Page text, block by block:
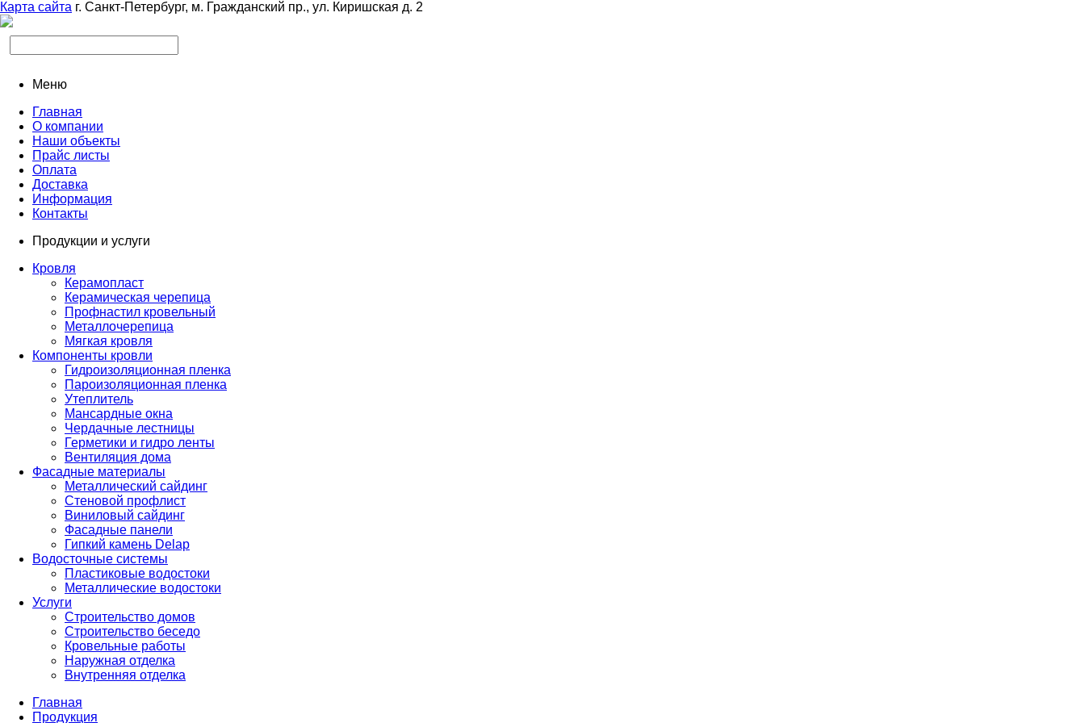
Карта сайта г. Санкт-Петербург, м. Гражданский пр., ул. Киришская д. 2
Меню
Главная
О компании
Наши объекты
Прайс листы
Оплата
Доставка
Информация
Контакты
Продукции и услуги
Кровля
Керамопласт
Керамическая черепица
Профнастил кровельный
Металлочерепица
Мягкая кровля
Компоненты кровли
Гидроизоляционная пленка
Пароизоляционная пленка
Утеплитель
Мансардные окна
Чердачные лестницы
Герметики и гидро ленты
Вентиляция дома
Фасадные материалы
Металлический сайдинг
Стеновой профлист
Виниловый сайдинг
Фасадные панели
Гипкий камень Delap
Водосточные системы
Пластиковые водостоки
Металлические водостоки
Услуги
Строительство домов
Строительство беседо
Кровельные работы
Наружная отделка
Внутренняя отделка
Главная
Продукция